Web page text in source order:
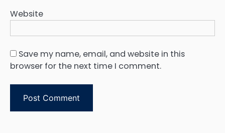
Website
Save my name, email, and website in this
browser for the next time I comment.